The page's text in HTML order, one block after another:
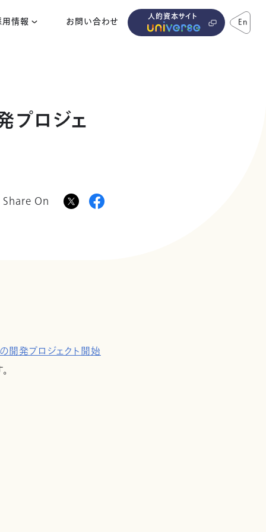
用情報 お問い合わせ 人的資本サイト En
プロジェ
Share On
開発プロジェクト開始